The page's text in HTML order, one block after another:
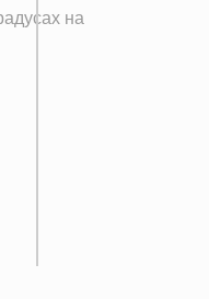
на